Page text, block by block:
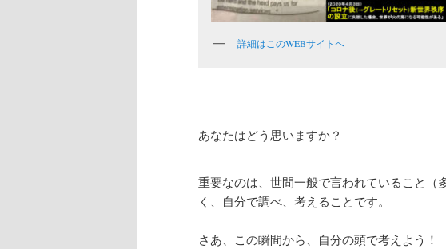
詳細はこのWEBサイトへ
あなたはどう思いますか？
重要なのは、世間一般で言われていること（
く、自分で調べ、考えることです。
さあ、この瞬間から、自分の頭で考えよう！